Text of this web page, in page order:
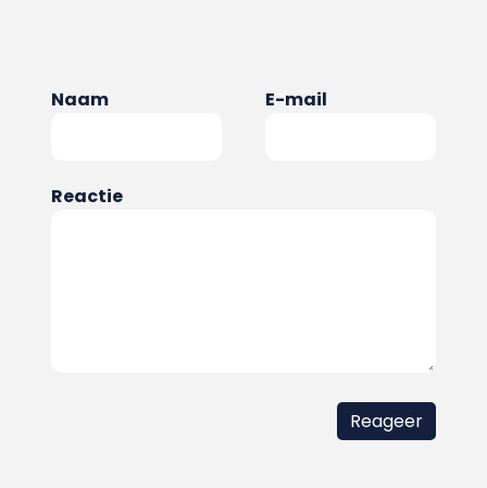
Naam E-mail
Reactie